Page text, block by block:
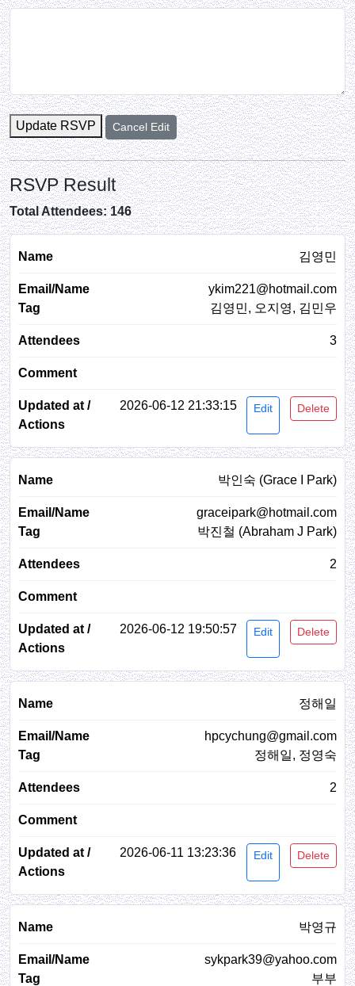
Update RSVP Cancel Edit
RSVP Result
Total Attendees: 146
김영민
ykim221@hotmail.com
김영민, 오지영, 김민우
3
2026-06-12 21:33:15 Edit Delete
박인숙 (Grace I Park)
graceipark@hotmail.com
박진철 (Abraham J Park)
2
2026-06-12 19:50:57 Edit Delete
정해일
hpcychung@gmail.com
정해일, 정영숙
2
2026-06-11 13:23:36 Edit Delete
박영규
sykpark39@yahoo.com
부부